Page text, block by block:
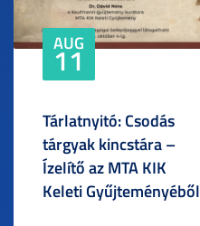
AUG
11
Tárlatnyitó: Csodás
tárgyak kincstára –
Ízelítő az MTA KIK
Keleti Gyűjteményéből